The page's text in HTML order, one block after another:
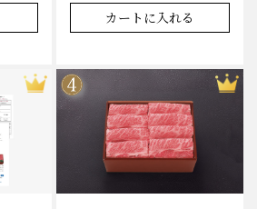
カートに入れる